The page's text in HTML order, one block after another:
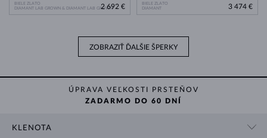
BIELE ZLATO
DIAMANT LAB GROWN & DIAMANT LAB GROWN2 692 €
BIELE ZLATO
DIAMANT
3 474 €
ZOBRAZIŤ ĎALŠIE ŠPERKY
ÚPRAVA VEĽKOSTI PRSTEŇOV
ZADARMO DO 60 DNÍ
KLENOTA